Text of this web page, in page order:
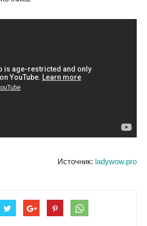
Источник: ladywow.pro